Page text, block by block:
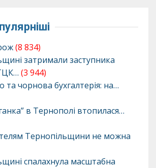
(8 834)
затримали заступника
(3 944)
та чорнова бухгалтерія: на…
в Тернополі втопилася…
Тернопільщини не можна
спалахнула масштабна